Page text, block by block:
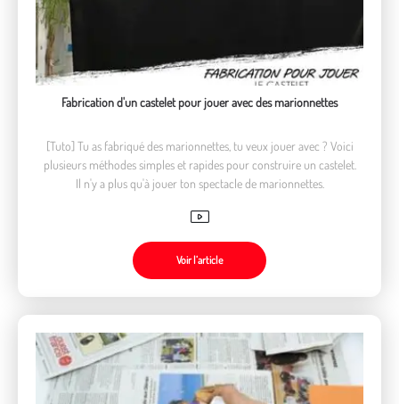
Fabrication d'un castelet pour jouer avec des marionnettes
[Tuto] Tu as fabriqué des marionnettes, tu veux jouer avec ? Voici
plusieurs méthodes simples et rapides pour construire un castelet.
Il n'y a plus qu'à jouer ton spectacle de marionnettes.
Voir l’article